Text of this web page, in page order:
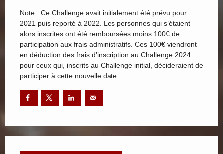
Note : Ce Challenge avait initialement été prévu pour
2021 puis reporté à 2022. Les personnes qui s’étaient
alors inscrites ont été remboursées moins 100€ de
participation aux frais administratifs. Ces 100€ viendront
en déduction des frais d’inscription au Challenge 2024
pour ceux qui, inscrits au Challenge initial, décideraient de
participer à cette nouvelle date.